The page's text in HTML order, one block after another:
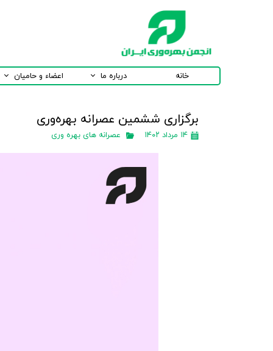
خانه درباره ما اعضاء و حامیان
برگزاری ششمين عصرانه بهره‌وری
۱۴ مرداد ۱۴۰۲ عصرانه های بهره وری